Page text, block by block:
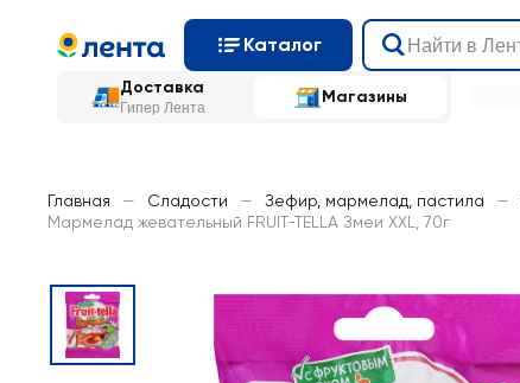
Каталог
Доставка
Гипер Лента
Магазины
Главная — Сладости — Зефир, мармелад, пастила —
Мармелад жевательный FRUIT-TELLA Змеи XXL, 70г